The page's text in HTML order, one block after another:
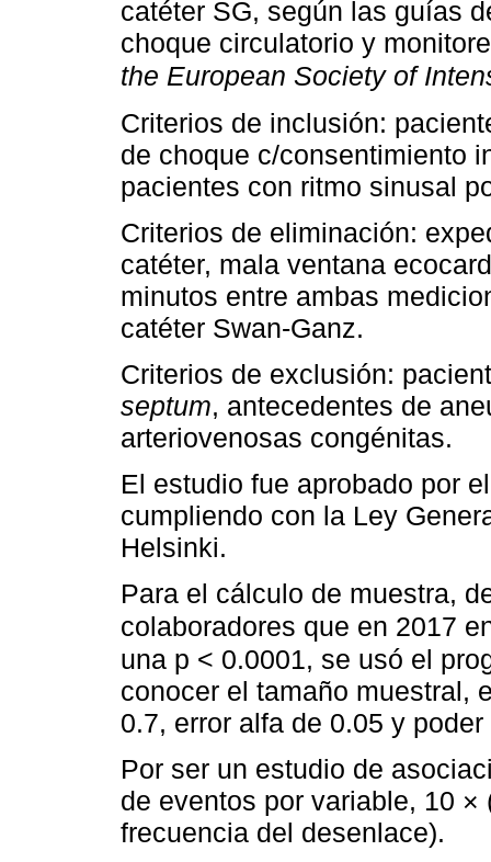
catéter SG, según las guías
choque circulatorio y
the European Society of
Criterios de inclusión:
de choque c/consentimiento
pacientes con ritmo sinusal
Criterios de eliminación:
catéter, mala ventana
minutos entre ambas
catéter Swan-Ganz.
Criterios de exclusión:
septum, antecedentes de
arteriovenosas congénitas.
El estudio fue aprobado por
cumpliendo con la Ley
Helsinki.
Para el cálculo de muestra,
colaboradores que en 2017
una p < 0.0001, se usó el
conocer el tamaño muestral,
0.7, error alfa de 0.05 y
Por ser un estudio de
de eventos por variable, 10
frecuencia del desenlace).